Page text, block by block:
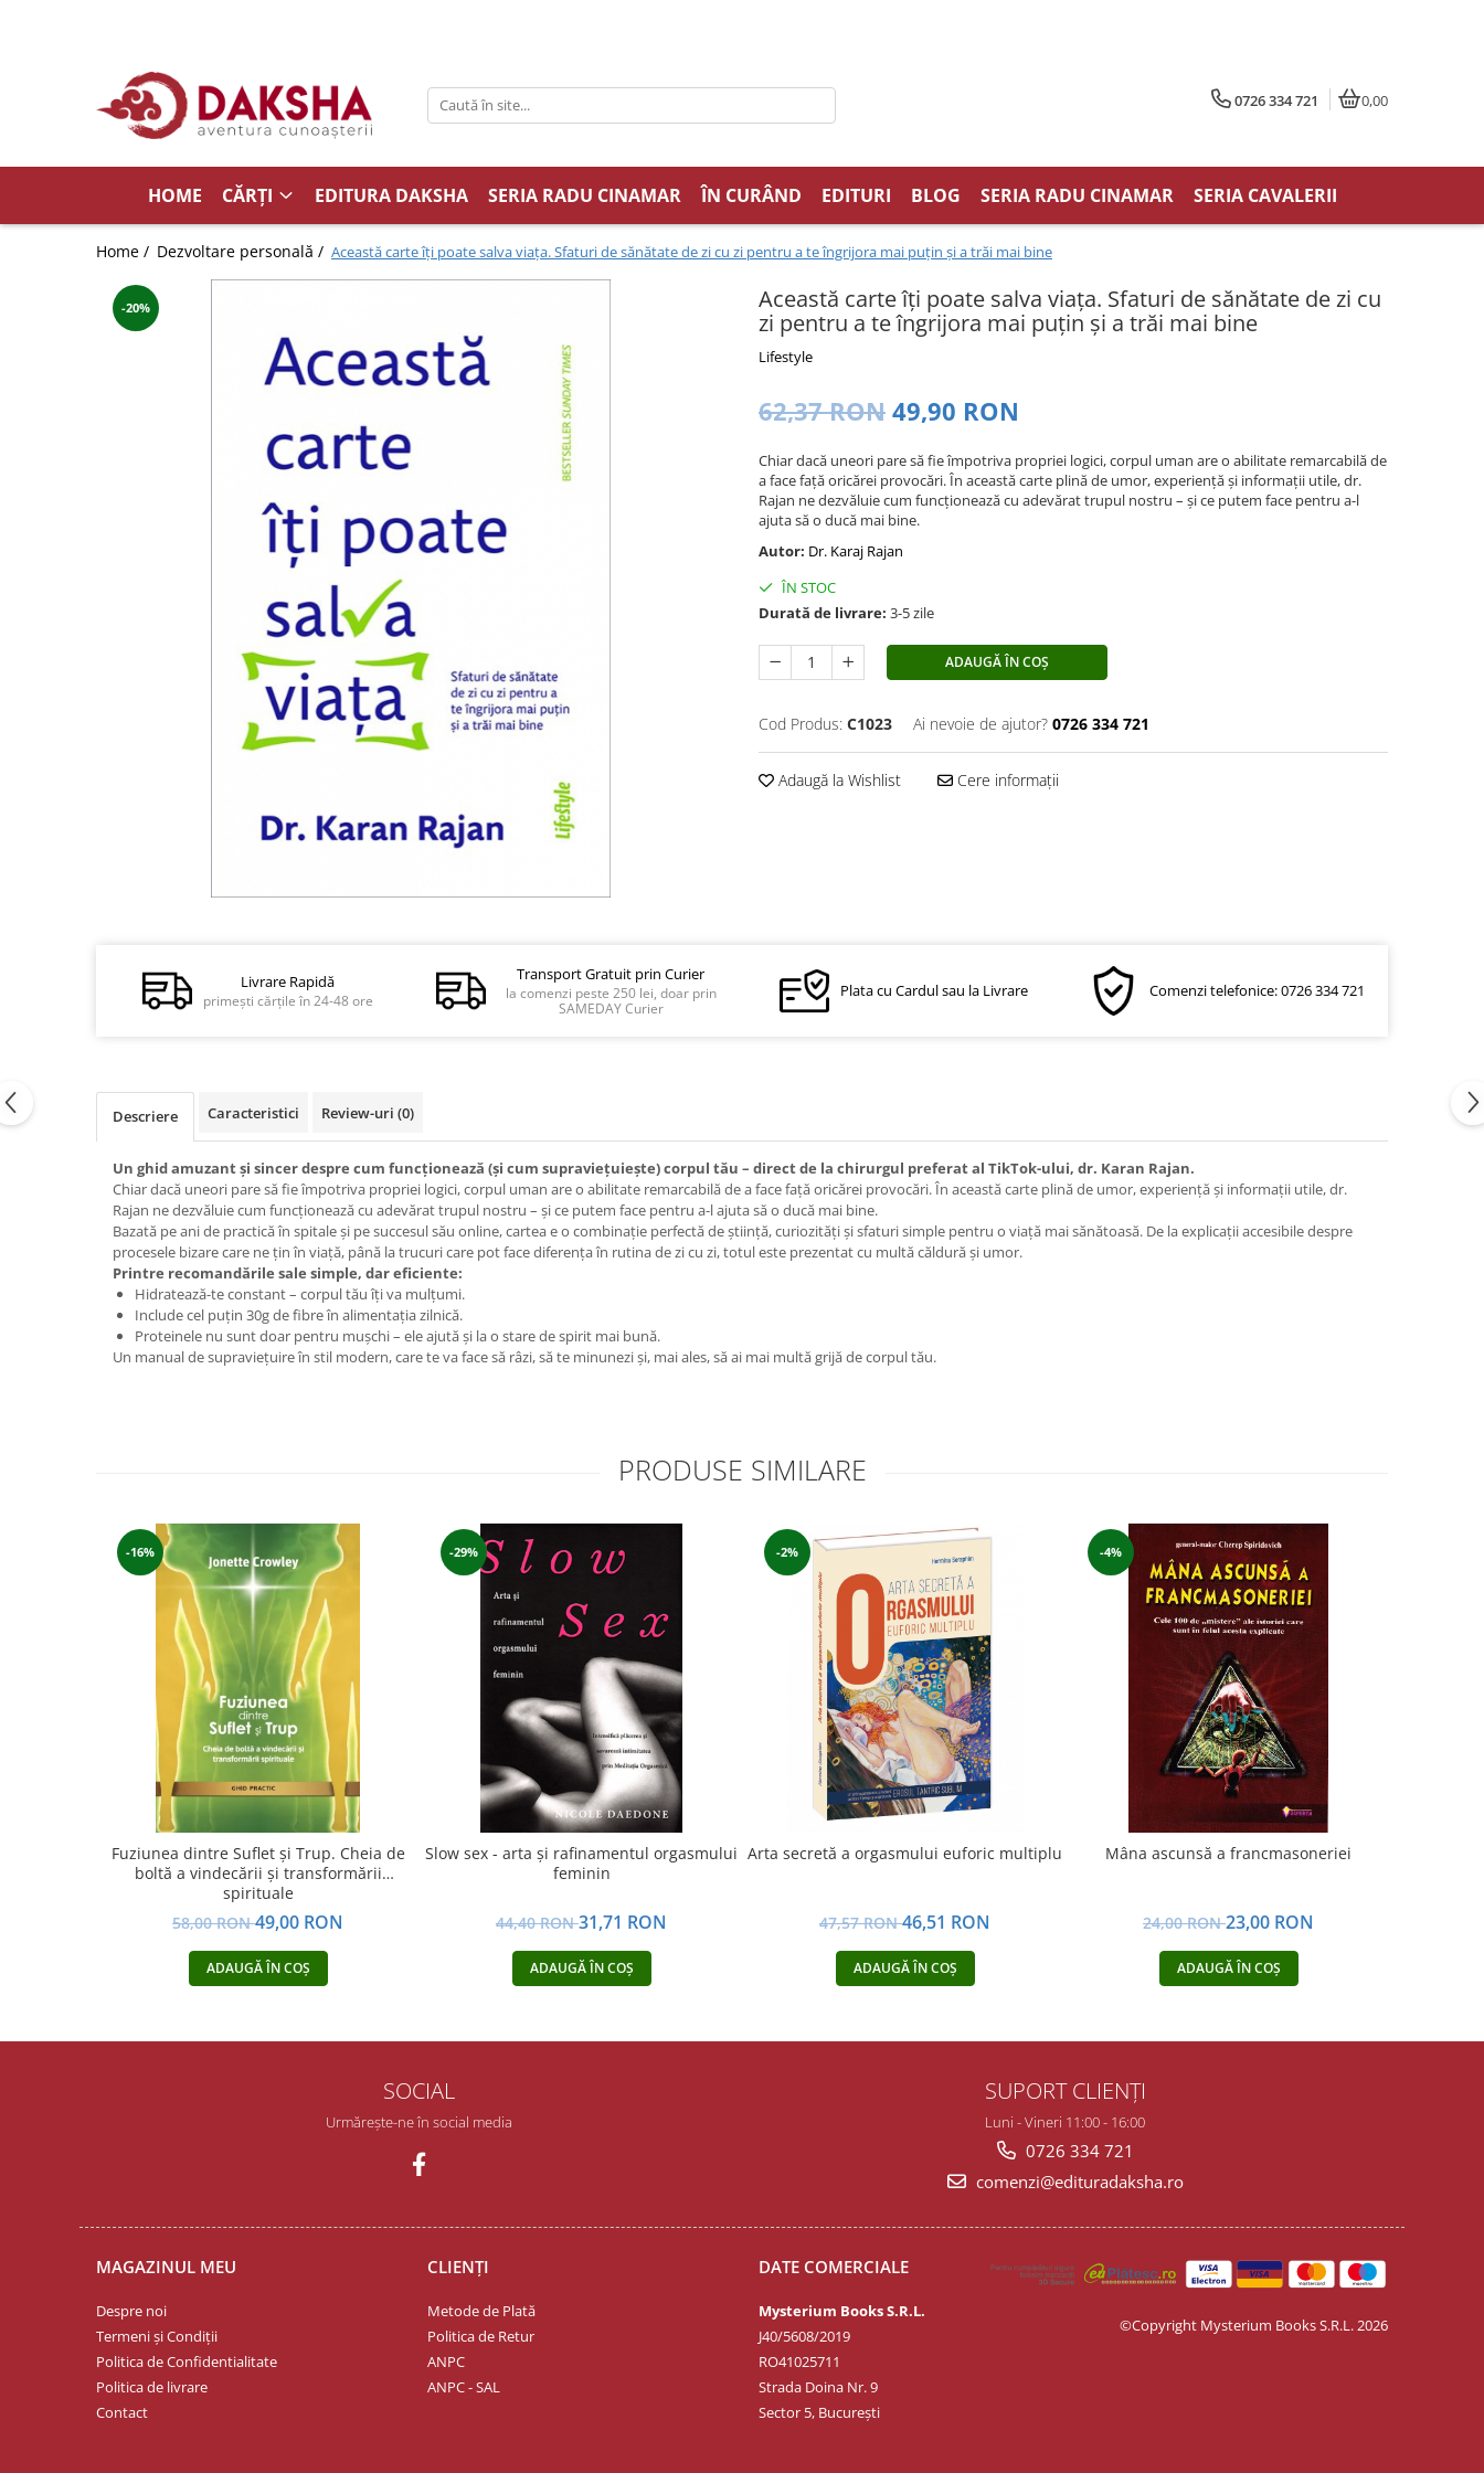
Editura Daksha
Seria Anton Parks
Seria David Icke
Seria Immanuel Velikovsky
Spiritualitate
Psihologie practică
Lumea îngerilor
Seria Masaru Emoto
Inspiraţie divină
Vindecare spirituală
Spiritualitate şi ştiinţă
0726 334 721 0,00
HOME CĂRȚI EDITURA DAKSHA SERIA RADU CINAMAR ÎN CURÂND EDITURI BLOG SERIA RADU CINAMAR SERIA CAVALERII
Home / Dezvoltare personală / Această carte îți poate salva viața. Sfaturi de sănătate de zi cu zi pentru a te îngrijora mai puțin și a trăi mai bine
Această carte îți poate salva viața. Sfaturi de sănătate de zi cu
zi pentru a te îngrijora mai puțin și a trăi mai bine
Lifestyle
-20%
62,37 RON 49,90 RON
Chiar dacă uneori pare să fie împotriva propriei logici, corpul uman are o abilitate remarcabilă de
a face față oricărei provocări. În această carte plină de umor, experiență și informații utile, dr.
Rajan ne dezvăluie cum funcționează cu adevărat trupul nostru – și ce putem face pentru a-l
ajuta să o ducă mai bine.
Autor: Dr. Karaj Rajan
ÎN STOC
Durată de livrare: 3-5 zile
ADAUGĂ ÎN COȘ
Cod Produs: C1023 Ai nevoie de ajutor? 0726 334 721
Adaugă la Wishlist Cere informații
Livrare Rapidă
primești cărțile în 24-48 ore
Transport Gratuit prin Curier
la comenzi peste 250 lei, doar prin
SAMEDAY Curier
Plata cu Cardul sau la Livrare Comenzi telefonice: 0726 334 721
Descriere Caracteristici Review-uri (0)
Un ghid amuzant și sincer despre cum funcționează (și cum supraviețuiește) corpul tău – direct de la chirurgul preferat al TikTok-ului, dr. Karan Rajan.
Chiar dacă uneori pare să fie împotriva propriei logici, corpul uman are o abilitate remarcabilă de a face față oricărei provocări. În această carte plină de umor, experiență și informații utile, dr.
Rajan ne dezvăluie cum funcționează cu adevărat trupul nostru – și ce putem face pentru a-l ajuta să o ducă mai bine.
Bazată pe ani de practică în spitale și pe succesul său online, cartea e o combinație perfectă de știință, curiozități și sfaturi simple pentru o viață mai sănătoasă. De la explicații accesibile despre
procesele bizare care ne țin în viață, până la trucuri care pot face diferența în rutina de zi cu zi, totul este prezentat cu multă căldură și umor.
Printre recomandările sale simple, dar eficiente:
Hidratează-te constant – corpul tău îți va mulțumi.
Include cel puțin 30g de fibre în alimentația zilnică.
Proteinele nu sunt doar pentru mușchi – ele ajută și la o stare de spirit mai bună.
Un manual de supraviețuire în stil modern, care te va face să râzi, să te minunezi și, mai ales, să ai mai multă grijă de corpul tău.
PRODUSE SIMILARE
-16%
Fuziunea dintre Suflet și Trup. Cheia de
boltă a vindecării și transformării
spirituale
58,00 RON49,00 RON
ADAUGĂ ÎN COȘ
-29%
Slow sex - arta şi rafinamentul orgasmului
feminin
44,40 RON31,71 RON
ADAUGĂ ÎN COȘ
-2%
Arta secretă a orgasmului euforic multiplu
47,57 RON46,51 RON
ADAUGĂ ÎN COȘ
-4%
Mâna ascunsă a francmasoneriei
24,00 RON23,00 RON
ADAUGĂ ÎN COȘ
SOCIAL
Urmărește-ne în social media
SUPORT CLIENȚI
Luni - Vineri 11:00 - 16:00
0726 334 721
comenzi@edituradaksha.ro
MAGAZINUL MEU
Despre noi
Termeni și Condiții
Politica de Confidentialitate
Politica de livrare
Contact
CLIENȚI
Metode de Plată
Politica de Retur
ANPC
ANPC - SAL
DATE COMERCIALE
Mysterium Books S.R.L.
J40/5608/2019
RO41025711
Strada Doina Nr. 9
Sector 5, București
©Copyright Mysterium Books S.R.L. 2026